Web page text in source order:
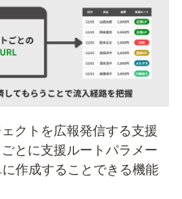
クトを広報発信する支援
とに支援ルートパラメー
作成することできる機能